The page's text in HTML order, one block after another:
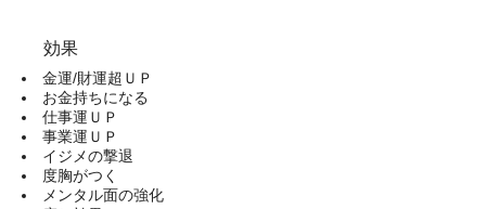
効果
金運/財運超ＵＰ
お金持ちになる
仕事運ＵＰ
事業運ＵＰ
イジメの撃退
度胸がつく
メンタル面の強化